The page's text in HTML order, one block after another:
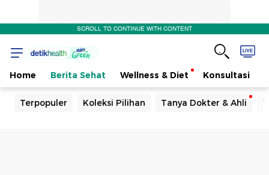
SCROLL TO CONTINUE WITH CONTENT
Home Berita Sehat Wellness & Diet Konsultasi
Terpopuler Koleksi Pilihan Tanya Dokter & Ahli